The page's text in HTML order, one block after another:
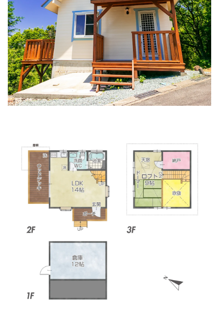
なかにし整形外科
住所:
三重県伊勢市上地町４２１４−１ マップで見る
助産院エンジェルスマイルモモ
住所:三重県伊勢市佐八町２０２２−１ （日曜・祝日定休
日、土曜は健診のみ。完全予約制） マップで見る
いど胃腸科クリニック
住所: 三重県伊勢市一志町６−７ マップで見る
小野循環器科内科
住所:三重県伊勢市八日市場町９−１２
山本内科クリニック
住所:三重県伊勢市津村町７９２−１ マップで見る
岩田医院
住所:三重県伊勢市二俣１丁目４−１６ マップで見る
住所:三重県伊勢市河崎１丁目４−３０
三重県伊勢市浦口２丁目２−１３
伊勢ひかり病院
マップで見る